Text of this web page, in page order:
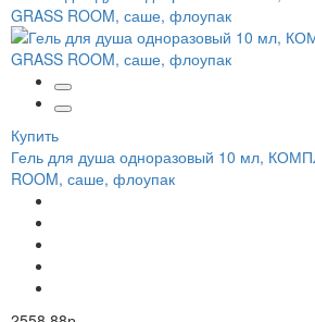
Купить
Гель для душа одноразовый 10 мл,
ROOM, саше, флоупак